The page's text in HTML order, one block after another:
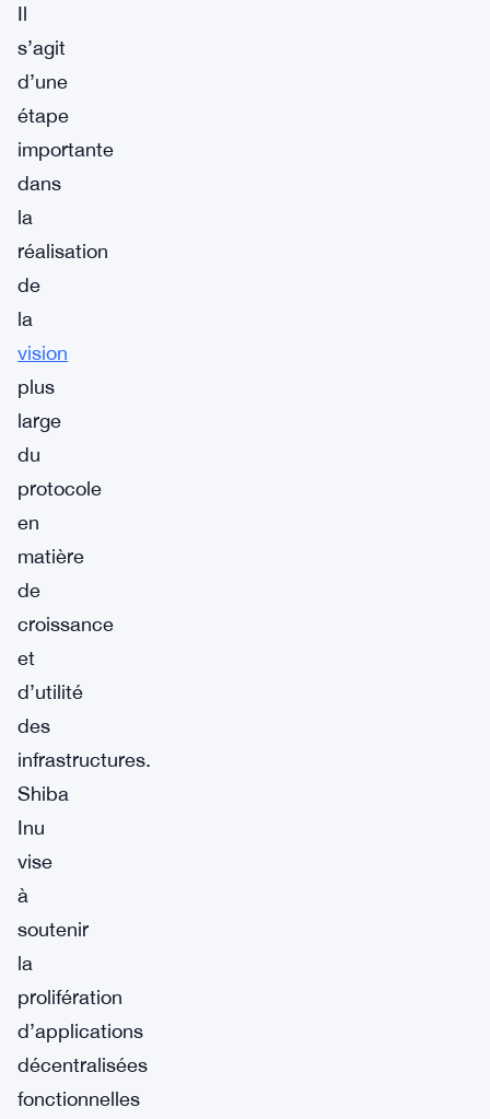
Il
s’agit
d’une
étape
importante
dans
la
réalisation
de
la
vision
plus
large
du
protocole
en
matière
de
croissance
et
d’utilité
des
infrastructures.
Shiba
Inu
vise
à
soutenir
la
prolifération
d’applications
décentralisées
fonctionnelles